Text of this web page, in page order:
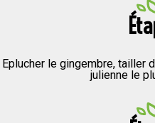
Eplucher le gingembre, tailler
julienne le